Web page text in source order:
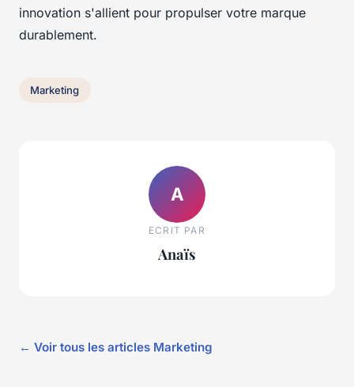
innovation s'allient pour propulser votre marque
durablement.
Marketing
A
ECRIT PAR
Anaïs
← Voir tous les articles Marketing